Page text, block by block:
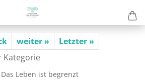
weiter »
Letzter »
Kategorie
Leben ist be­grenzt